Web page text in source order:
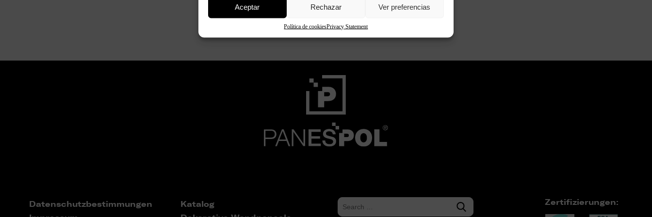
Aceptar Rechazar Ver preferencias
Política de cookiesPrivacy Statement
Continue reading
Datenschutzbestimmungen
Katalog
Zertifizierungen: